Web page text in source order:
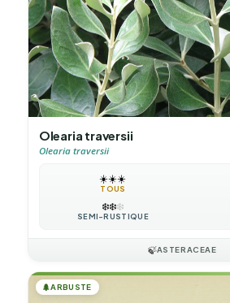
Olearia traversii
Olearia traversii
☀️☀️☀️
TOUS
❄️❄️❄️
SEMI-RUSTIQUE
🍃ASTERACEAE
🌲ARBUSTE